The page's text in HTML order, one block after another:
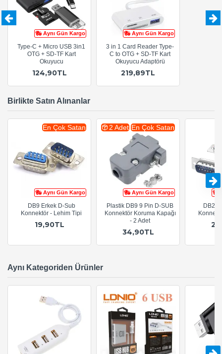
Aynı Gün Kargo
Type-C + Micro USB 3in1
OTG + SD-TF Kart
Okuyucu
124,90TL
Aynı Gün Kargo
3 in 1 Card Reader Type-
C to OTG + SD-TF Kart
Okuyucu Adaptörü
219,89TL
Birlikte Satın Alınanlar
Aynı Gün Kargo
En Çok Satan
DB9 Erkek D-Sub
Konnektör - Lehim Tipi
19,90TL
Aynı Gün Kargo
En Çok Satan
2 Adet
Plastik DB9 9 Pin D-SUB
Konnektör Koruma Kapağı
- 2 Adet
34,90TL
DB25
Aynı Kategoriden Ürünler